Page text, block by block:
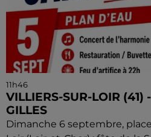
11h46
VILLIERS-SUR-LOIR (41)
GILLES
Dimanche 6 septembre,